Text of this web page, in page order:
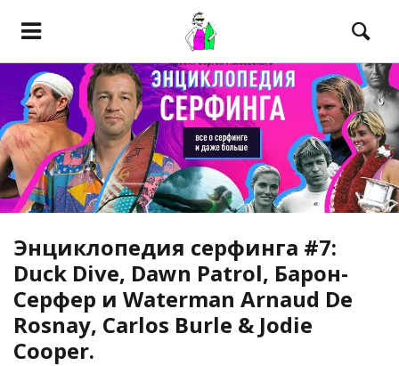
Энциклопедия серфинга #7:
Duck Dive, Dawn Patrol, Барон-
Cерфер и Waterman Arnaud De
Rosnay, Carlos Burle & Jodie
Cooper.